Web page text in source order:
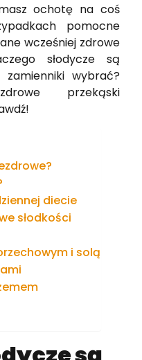
ochotę na coś
pomocne
wcześniej zdrowe
słodycze są
wybrać?
przekąski
diecie
słodkości
i solą